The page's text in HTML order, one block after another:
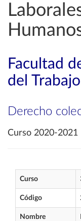
Facultad
del Trabajo
Derecho
Curso 2020-2021
Curso
Código
Nombre